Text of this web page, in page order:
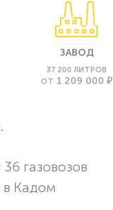
ЗАВОД
37 200 ЛИТРОВ
ОТ 1 209 000 ₽
газовозов
в Кадом